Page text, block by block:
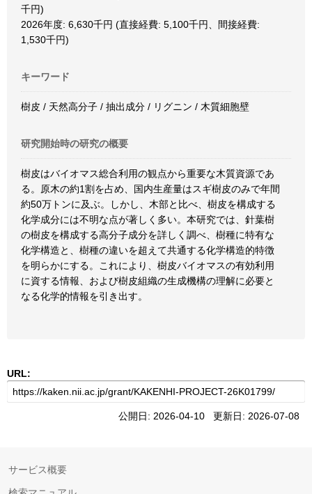
千円)
2026年度: 6,630千円 (直接経費: 5,100千円、間接経費:
1,530千円)
キーワード
樹皮 / 天然高分子 / 抽出成分 / リグニン / 木質細胞壁
研究開始時の研究の概要
樹皮はバイオマス総合利用の観点から重要な木質資源であ
る。原木の約1割を占め、国内生産量はスギ樹皮のみで年間
約50万トンに及ぶ。しかし、木部と比べ、樹皮を構成する
化学成分には不明な点が著しく多い。本研究では、針葉樹
の樹皮を構成する高分子成分を詳しく調べ、樹種に特有な
化学構造と、樹種の違いを超えて共通する化学構造的特徴
を明らかにする。これにより、樹皮バイオマスの有効利用
に資する情報、および樹皮組織の生成機構の理解に必要と
なる化学的情報を引き出す。
URL:
公開日: 2026-04-10 更新日: 2026-07-08
サービス概要